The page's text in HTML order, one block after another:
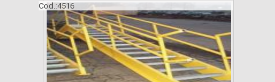
Cod.:4516